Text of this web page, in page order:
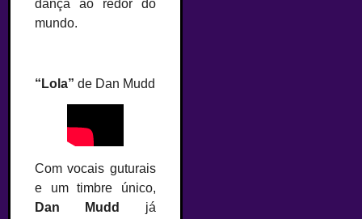
dança ao redor do
mundo.
“Lola” de Dan Mudd
Com vocais guturais
e um timbre único,
Dan Mudd
já